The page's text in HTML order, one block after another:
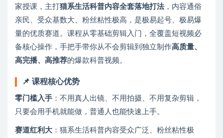
家授课，主打猫系生活科普内容全套落地打法，内容通俗
亲民、受众基数大、粉丝粘性极高，是极易起号、极易爆
量的优质赛道。课程从零基础剪辑入门，全覆盖短视频必
备核心操作，手把手带你从不会剪辑到独立制作高质量、
高完播、高推荐的爆款科普视频。
📌 课程核心优势
零门槛入手 ：不用真人出镜、不用拍摄、不用复杂剪辑，
只要会用手机就能做，普通人也能快速上手。
赛道红利大 ：猫系生活科普内容受众广泛、粉丝粘性极